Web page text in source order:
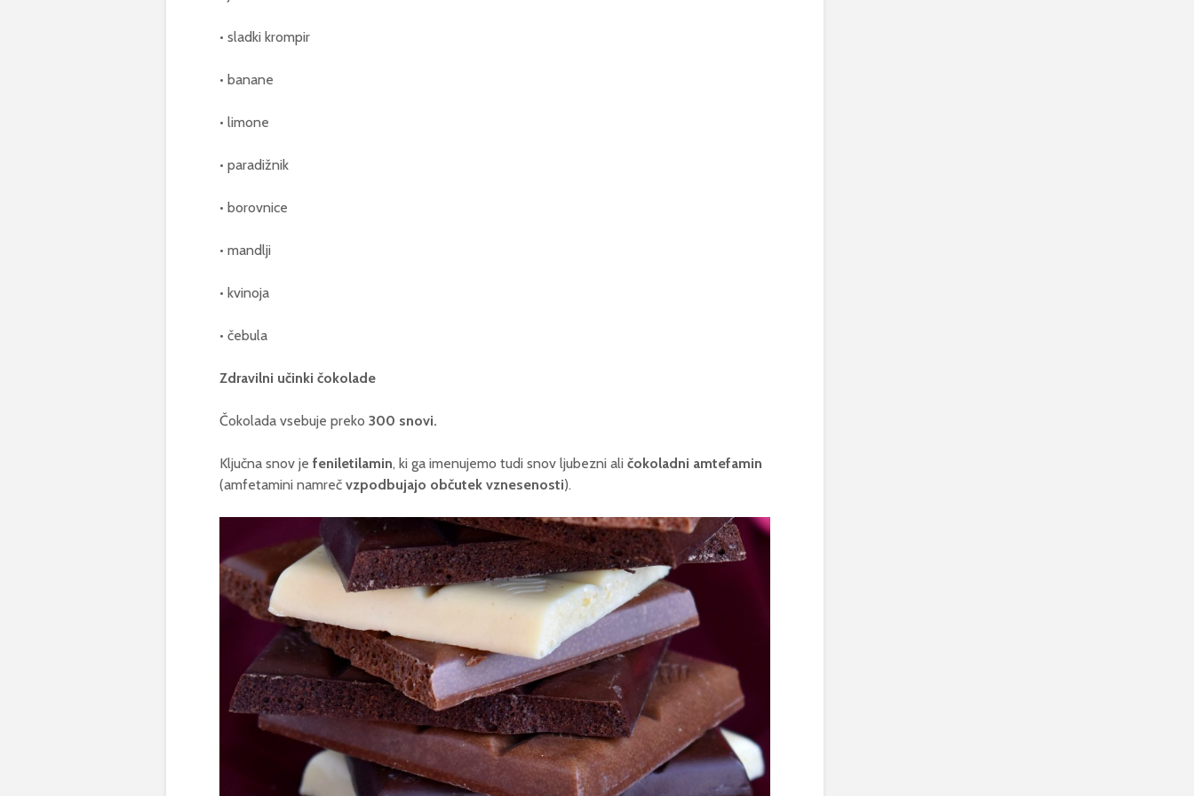
• sladki krompir
• banane
• limone
• paradižnik
• borovnice
• mandlji
• kvinoja
• čebula
Zdravilni učinki čokolade
Čokolada vsebuje preko 300 snovi.
Ključna snov je feniletilamin, ki ga imenujemo tudi snov ljubezni ali čokoladni amtefamin
(amfetamini namreč vzpodbujajo občutek vznesenosti).